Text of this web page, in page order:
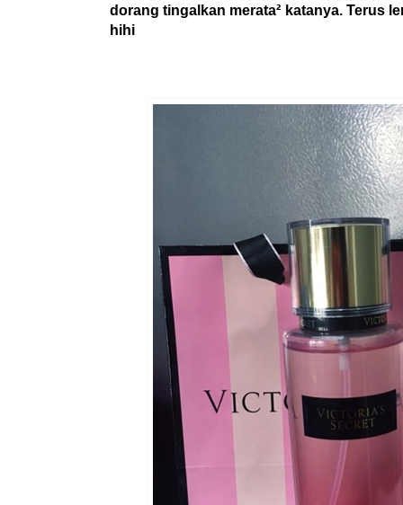
dorang tingalkan merata² katanya. Terus
hihi